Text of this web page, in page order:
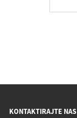
KONTAKTIRAJTE NAS